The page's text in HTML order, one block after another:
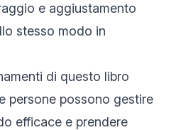
e aggiustamento
stesso modo in
di questo libro
persone possono gestire
efficace e prendere